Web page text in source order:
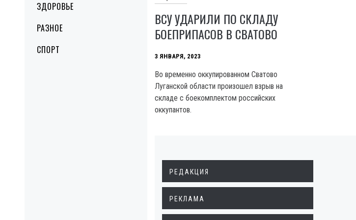
ЗДОРОВЬЕ
РАЗНОЕ
СПОРТ
ВСУ УДАРИЛИ ПО СКЛАДУ
БОЕПРИПАСОВ В СВАТОВО
3 ЯНВАРЯ, 2023
Во временно оккупированном Сватово
Луганской области произошел взрыв на
складе с боекомплектом российских
оккупантов.
РЕДАКЦИЯ
РЕКЛАМА